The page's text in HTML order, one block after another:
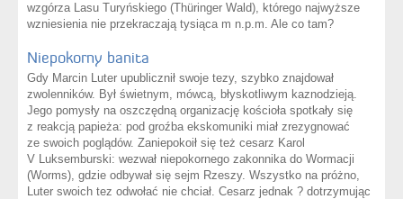
wzgórza Lasu Turyńskiego (Thüringer Wald), którego najwyższe
wzniesienia nie przekraczają tysiąca m n.p.m. Ale co tam?
Niepokorny banita
Gdy Marcin Luter upublicznił swoje tezy, szybko znajdował
zwolenników. Był świetnym, mówcą, błyskotliwym kaznodzieją.
Jego pomysły na oszczędną organizację kościoła spotkały się
z reakcją papieża: pod groźba ekskomuniki miał zrezygnować
ze swoich poglądów. Zaniepokoił się też cesarz Karol
V Luksemburski: wezwał niepokornego zakonnika do Wormacji
(Worms), gdzie odbywał się sejm Rzeszy. Wszystko na próżno,
Luter swoich tez odwołać nie chciał. Cesarz jednak ? dotrzymując